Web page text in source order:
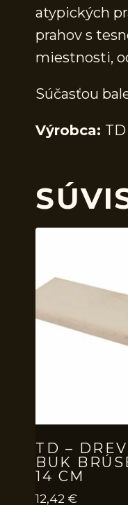
atypických
prahov s
miestnosti,
Súčasťou
Výrobca: TD
TD –
BUK
14 CM
12,42 €